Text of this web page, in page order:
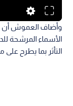
وأضاف العموش أن
الأسماء المرشحة
التأثر بما يطرح على